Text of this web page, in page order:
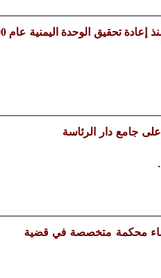
على جامع دار الرئاسة
محكمة متخصصة في قضية